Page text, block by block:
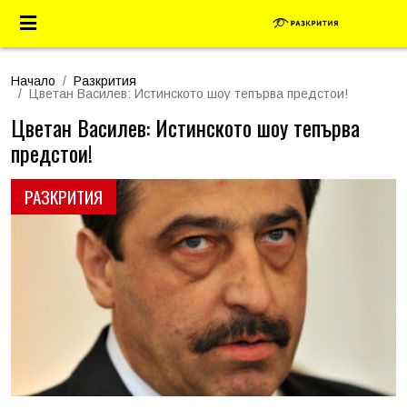
Начало
Разкрития
Цветан Василев: Истинското шоу тепърва предстои!
РАЗКРИТИЯ
Цветан Василев: Истинското шоу тепърва
предстои!